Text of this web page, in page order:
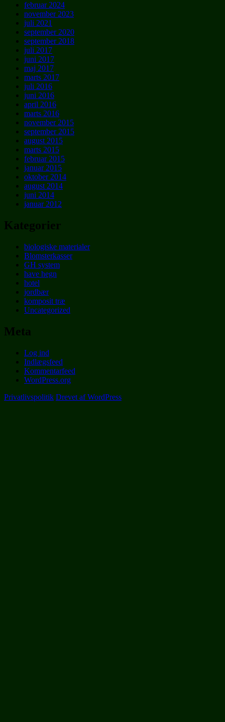
februar 2024
november 2023
juli 2021
september 2020
september 2018
juli 2017
juni 2017
maj 2017
marts 2017
juli 2016
juni 2016
april 2016
marts 2016
november 2015
september 2015
august 2015
marts 2015
februar 2015
januar 2015
oktober 2014
august 2014
juni 2014
januar 2012
Kategorier
biologiske materialer
Blomsterkasser
GH system
have hegn
hotel
jordbær
komposit træ
Uncategorized
Meta
Log ind
Indlægsfeed
Kommentarfeed
WordPress.org
Privatlivspolitik Drevet af WordPress